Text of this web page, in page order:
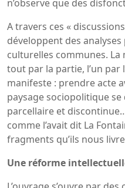
n’observe que des
A travers ces «
développent des
culturelles communes.
tout par la partie, l’un par
manifeste : prendre acte
paysage sociopolitique
parcellaire et
comme l’avait dit La
fragments qu’ils nous
Une réforme